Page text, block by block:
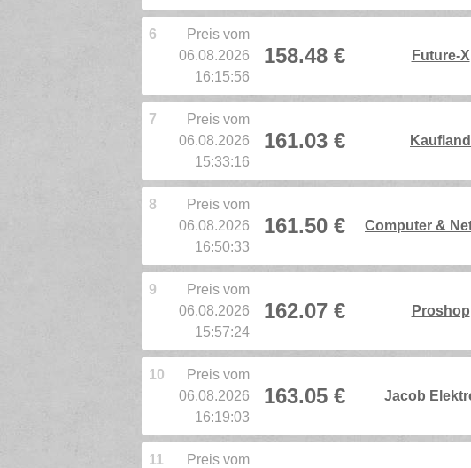
6
Preis vom
06.08.2026
16:15:56
158.48 € Future-X
7
Preis vom
06.08.2026
15:33:16
161.03 € Kaufland
8
Preis vom
06.08.2026
16:50:33
161.50 € Computer &
9
Preis vom
06.08.2026
15:57:24
162.07 € Proshop
10
Preis vom
06.08.2026
16:19:03
163.05 € Jacob
11
Preis vom